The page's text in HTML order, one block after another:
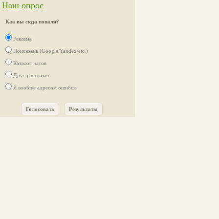
Наш опрос
Как вы сюда попали?
Реклама
Поисковик (Google/Yandex/etc.)
Каталог чатов
Друг рассказал
Я вообще адресом ошибся
Голосовать Результаты